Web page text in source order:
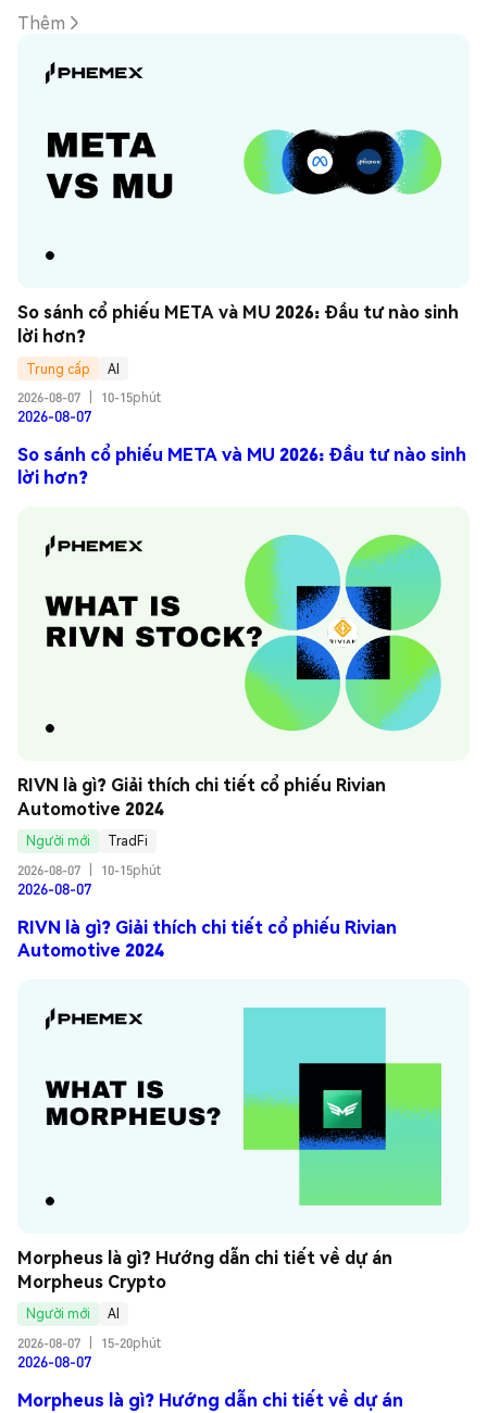
Thêm
So sánh cổ phiếu META và MU 2026: Đầu tư nào sinh
lời hơn?
Trung cấp
AI
2026-08-07
10-15phút
2026-08-07
So sánh cổ phiếu META và MU 2026: Đầu tư nào sinh
lời hơn?
RIVN là gì? Giải thích chi tiết cổ phiếu Rivian
Automotive 2024
Người mới
TradFi
2026-08-07
10-15phút
2026-08-07
RIVN là gì? Giải thích chi tiết cổ phiếu Rivian
Automotive 2024
Morpheus là gì? Hướng dẫn chi tiết về dự án
Morpheus Crypto
Người mới
AI
2026-08-07
15-20phút
2026-08-07
Morpheus là gì? Hướng dẫn chi tiết về dự án